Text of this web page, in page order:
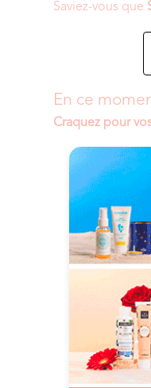
Saviez-vous que
En ce
Craquez pour